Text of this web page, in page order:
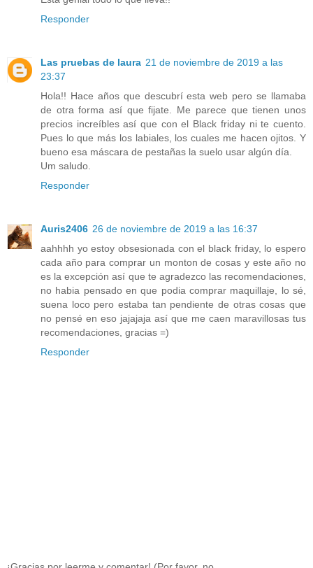
Responder
Las pruebas de laura 21 de noviembre de 2019 a las
23:37
Hola!! Hace años que descubrí esta web pero se llamaba
de otra forma así que fijate. Me parece que tienen unos
precios increíbles así que con el Black friday ni te cuento.
Pues lo que más los labiales, los cuales me hacen ojitos. Y
bueno esa máscara de pestañas la suelo usar algún día.
Um saludo.
Responder
Auris2406 26 de noviembre de 2019 a las 16:37
aahhhh yo estoy obsesionada con el black friday, lo espero
cada año para comprar un monton de cosas y este año no
es la excepción así que te agradezco las recomendaciones,
no habia pensado en que podia comprar maquillaje, lo sé,
suena loco pero estaba tan pendiente de otras cosas que
no pensé en eso jajajaja así que me caen maravillosas tus
recomendaciones, gracias =)
Responder